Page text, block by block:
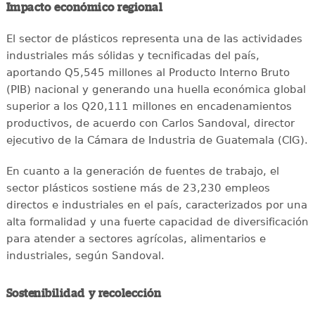
Impacto económico regional
El sector de plásticos representa una de las actividades
industriales más sólidas y tecnificadas del país,
aportando Q5,545 millones al Producto Interno Bruto
(PIB) nacional y generando una huella económica global
superior a los Q20,111 millones en encadenamientos
productivos, de acuerdo con Carlos Sandoval, director
ejecutivo de la Cámara de Industria de Guatemala (CIG).
En cuanto a la generación de fuentes de trabajo, el
sector plásticos sostiene más de 23,230 empleos
directos e industriales en el país, caracterizados por una
alta formalidad y una fuerte capacidad de diversificación
para atender a sectores agrícolas, alimentarios e
industriales, según Sandoval.
Sostenibilidad y recolección